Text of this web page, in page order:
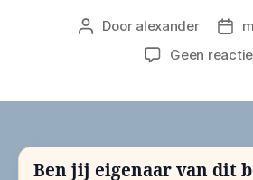
Berichtauteur
Door alexander
Geen
Ben jij eigenaar van dit